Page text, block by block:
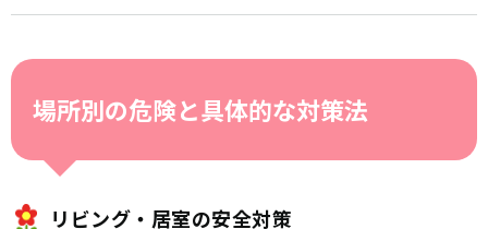
場所別の危険と具体的な対策法
リビング・居室の安全対策